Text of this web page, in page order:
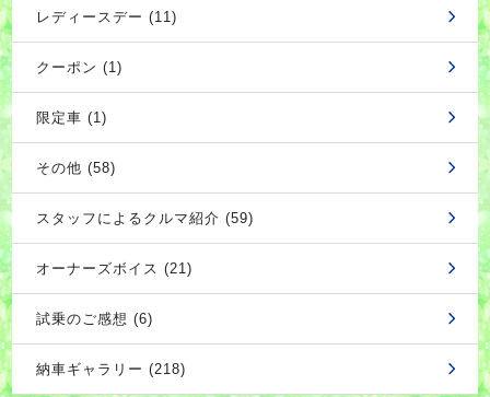
レディースデー (11)
クーポン (1)
限定車 (1)
その他 (58)
スタッフによるクルマ紹介 (59)
オーナーズボイス (21)
試乗のご感想 (6)
納車ギャラリー (218)